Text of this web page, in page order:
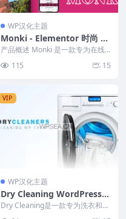
WP汉化主题
Monki - Elementor 时尚 W
ooCommerce WordPress
主题，轻松构建个性化电商网
站
产品概述 Monki 是一款专为在线
or... 115 15
VIP
WP汉化主题
Dry Cleaning WordPress主
题 - 洗衣与干洗服务的完美解
Dry Cleaning是一款专为洗衣和干